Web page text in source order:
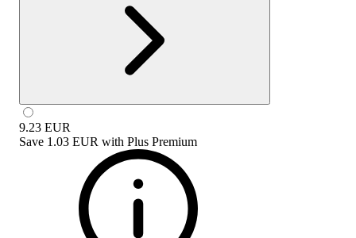
9.23 EUR
Save 1.03 EUR with Plus Premium